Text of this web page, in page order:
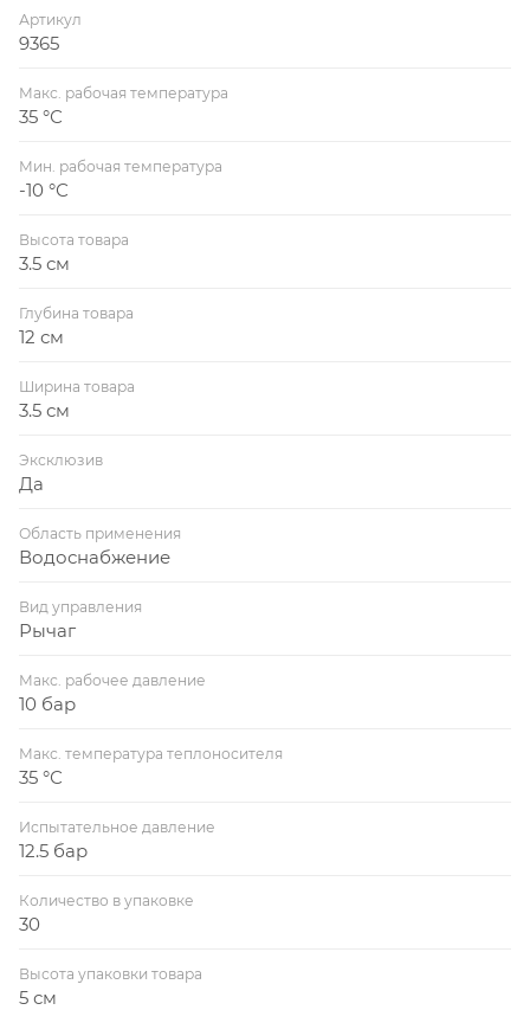
Артикул
9365
Макс. рабочая температура
35 °С
Мин. рабочая температура
-10 °С
Высота товара
3.5 см
Глубина товара
12 см
Ширина товара
3.5 см
Эксклюзив
Да
Область применения
Водоснабжение
Вид управления
Рычаг
Макс. рабочее давление
10 бар
Макс. температура теплоносителя
35 °С
Испытательное давление
12.5 бар
Количество в упаковке
30
Высота упаковки товара
5 см